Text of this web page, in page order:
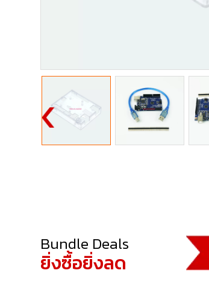
Bundle Deals
ยิ่งซื้อยิ่งลด